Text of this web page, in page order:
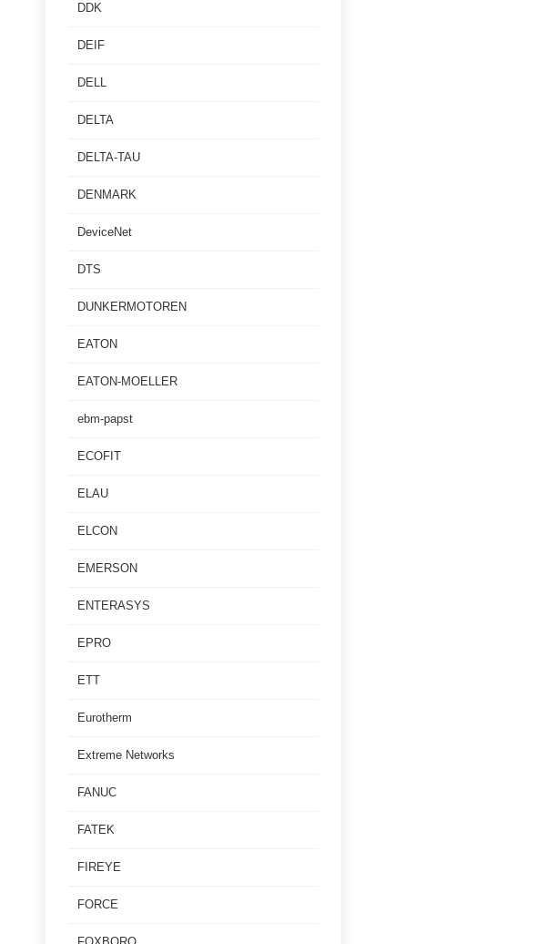
DDK
DEIF
DELL
DELTA
DELTA-TAU
DENMARK
DeviceNet
DTS
DUNKERMOTOREN
EATON
EATON-MOELLER
ebm-papst
ECOFIT
ELAU
ELCON
EMERSON
ENTERASYS
EPRO
ETT
Eurotherm
Extreme Networks
FANUC
FATEK
FIREYE
FORCE